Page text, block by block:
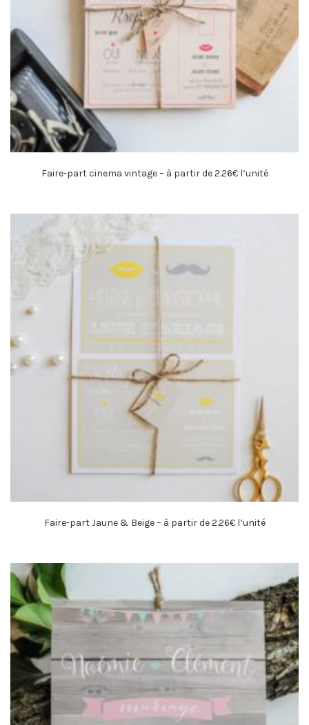
Faire-part cinema vintage – à partir de 2.26€ l’unité
Faire-part Jaune & Beige – à partir de 2.26€ l’unité